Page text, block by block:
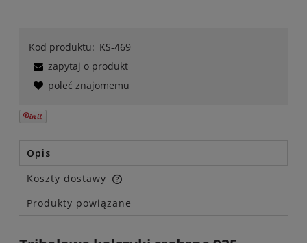
Kod produktu: KS-469
zapytaj o produkt
poleć znajomemu
Opis
Koszty dostawy
Cena nie zawiera ewentualnych kosztów płatności
Produkty powiązane